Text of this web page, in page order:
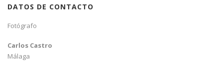
DATOS DE CONTACTO
Fotógrafo
Carlos Castro
Málaga